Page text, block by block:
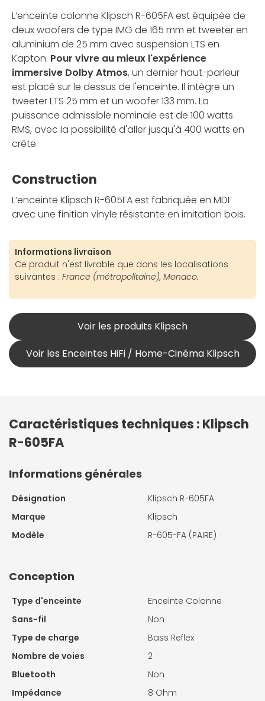
L’enceinte colonne Klipsch R-605FA est équipée de
deux woofers de type IMG de 165 mm et tweeter en
aluminium de 25 mm avec suspension LTS en
Kapton. Pour vivre au mieux l'expérience
immersive Dolby Atmos, un dernier haut-parleur
est placé sur le dessus de l'enceinte. Il intègre un
tweeter LTS 25 mm et un woofer 133 mm. La
puissance admissible nominale est de 100 watts
RMS, avec la possibilité d'aller jusqu'à 400 watts en
crête.
Construction
L’enceinte Klipsch R-605FA est fabriquée en MDF
avec une finition vinyle résistante en imitation bois.
Informations livraison
Ce produit n'est livrable que dans les localisations
suivantes : France (métropolitaine), Monaco.
Voir les produits Klipsch
Voir les Enceintes HiFi / Home-Cinéma Klipsch
Caractéristiques techniques : Klipsch
R-605FA
Informations générales
Désignation
Klipsch R-605FA
Marque
Klipsch
Modèle
R-605-FA (PAIRE)
Conception
Type d'enceinte
Enceinte Colonne
Sans-fil
Non
Type de charge
Bass Reflex
Nombre de voies
2
Bluetooth
Non
Impédance
8 Ohm